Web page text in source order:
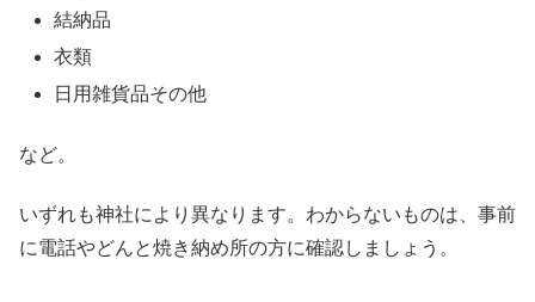
結納品
衣類
日用雑貨品その他
など。
いずれも神社により異なります。わからないものは、事前
に電話やどんと焼き納め所の方に確認しましょう。